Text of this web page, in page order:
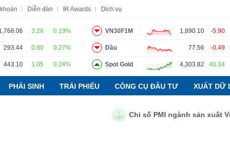
Diễn đàn IR Awards Dịch vụ
3.28 0.19%
293.44 0.80 0.27%
443.10 1.05 0.24%
VN30F1M 1,890.10 -5.90
Dầu 77.56 -0.49
Spot Gold 4,303.82 40.34
PHÁI SINH TRÁI PHIẾU CÔNG CỤ ĐẦU TƯ XUẤT DỮ
Chỉ số PMI ngành sản xuất Việt
Báo cáo phân tích Thuật ngữ